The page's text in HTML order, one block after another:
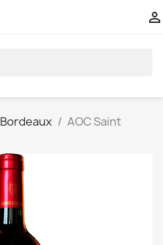

Bordeaux
AOC Saint